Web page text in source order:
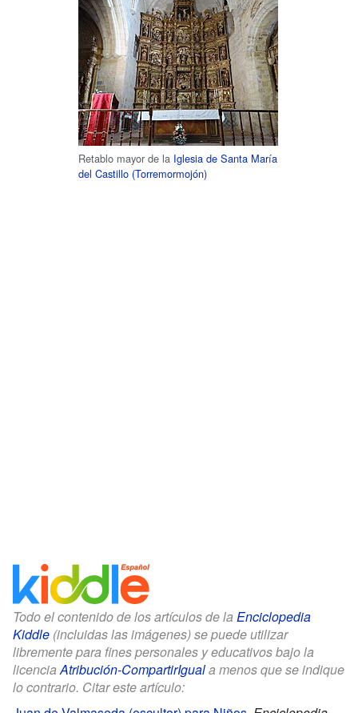
Retablo mayor de la Iglesia de Santa María
del Castillo (Torremormojón)
Todo el contenido de los artículos de la Enciclopedia
Kiddle (incluidas las imágenes) se puede utilizar
libremente para fines personales y educativos bajo la
licenciaAtribución-CompartirIguala menos que se indique
lo contrario. Citar este artículo: